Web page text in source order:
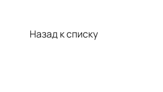
Назад к списку